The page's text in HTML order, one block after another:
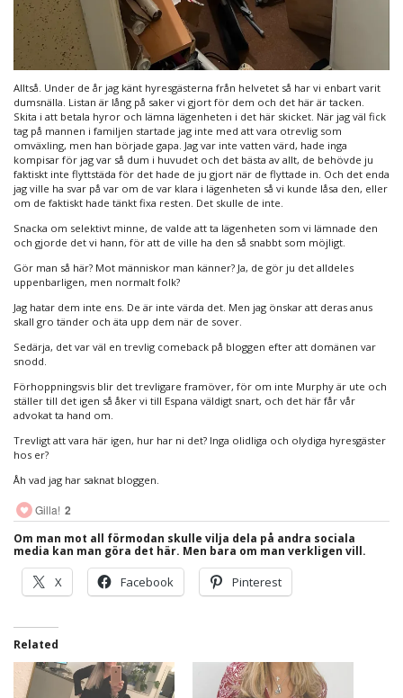
Alltså. Under de år jag känt hyresgästerna från helvetet så har vi enbart varit
dumsnälla. Listan är lång på saker vi gjort för dem och det här är tacken.
Skita i att betala hyror och lämna lägenheten i det här skicket. När jag väl fick
tag på mannen i familjen startade jag inte med att vara otrevlig som
omväxling, men han började gapa. Jag var inte vatten värd, hade inga
kompisar för jag var så dum i huvudet och det bästa av allt, de behövde ju
faktiskt inte flyttstäda för det hade de ju gjort när de flyttade in. Och det enda
jag ville ha svar på var om de var klara i lägenheten så vi kunde låsa den, eller
om de faktiskt hade tänkt fixa resten. Det skulle de inte.
Snacka om selektivt minne, de valde att ta lägenheten som vi lämnade den
och gjorde det vi hann, för att de ville ha den så snabbt som möjligt.
Gör man så här? Mot människor man känner? Ja, de gör ju det alldeles
uppenbarligen, men normalt folk?
Jag hatar dem inte ens. De är inte värda det. Men jag önskar att deras anus
skall gro tänder och äta upp dem när de sover.
Sedärja, det var väl en trevlig comeback på bloggen efter att domänen var
snodd.
Förhoppningsvis blir det trevligare framöver, för om inte Murphy är ute och
ställer till det igen så åker vi till Espana väldigt snart, och det här får vår
advokat ta hand om.
Trevligt att vara här igen, hur har ni det? Inga olidliga och olydiga hyresgäster
hos er?
Åh vad jag har saknat bloggen.
Gilla! 2
Om man mot all förmodan skulle vilja dela på andra sociala
media kan man göra det här. Men bara om man verkligen vill.
X Facebook Pinterest
Related